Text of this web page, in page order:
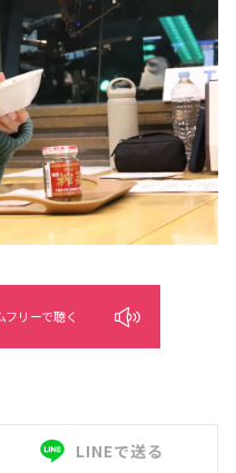
フリーで聴く
LINEで送る